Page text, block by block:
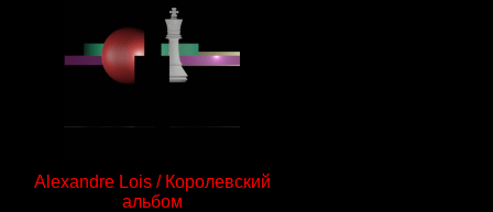
Alexandre Lois / Королевский
альбом